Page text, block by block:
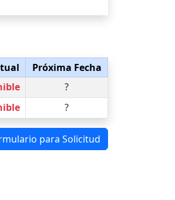
Próxima Fecha
?
?
para Solicitud